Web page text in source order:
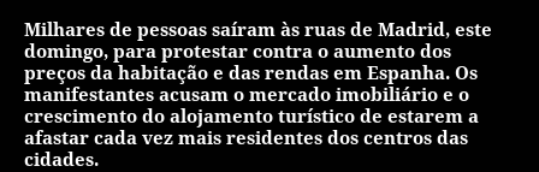
Milhares de pessoas saíram às ruas de Madrid, este
domingo, para protestar contra o aumento dos
preços da habitação e das rendas em Espanha. Os
manifestantes acusam o mercado imobiliário e o
crescimento do alojamento turístico de estarem a
afastar cada vez mais residentes dos centros das
cidades.